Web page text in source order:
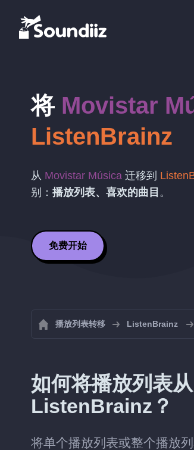
将 Movistar
ListenBrainz
从 Movistar Música 迁移到
别： 播放列表、喜欢的曲目 。
免费开始
播放列表转移 ListenBrainz
如何将播放列表
ListenBrainz？
将单个播放列表或整个播放